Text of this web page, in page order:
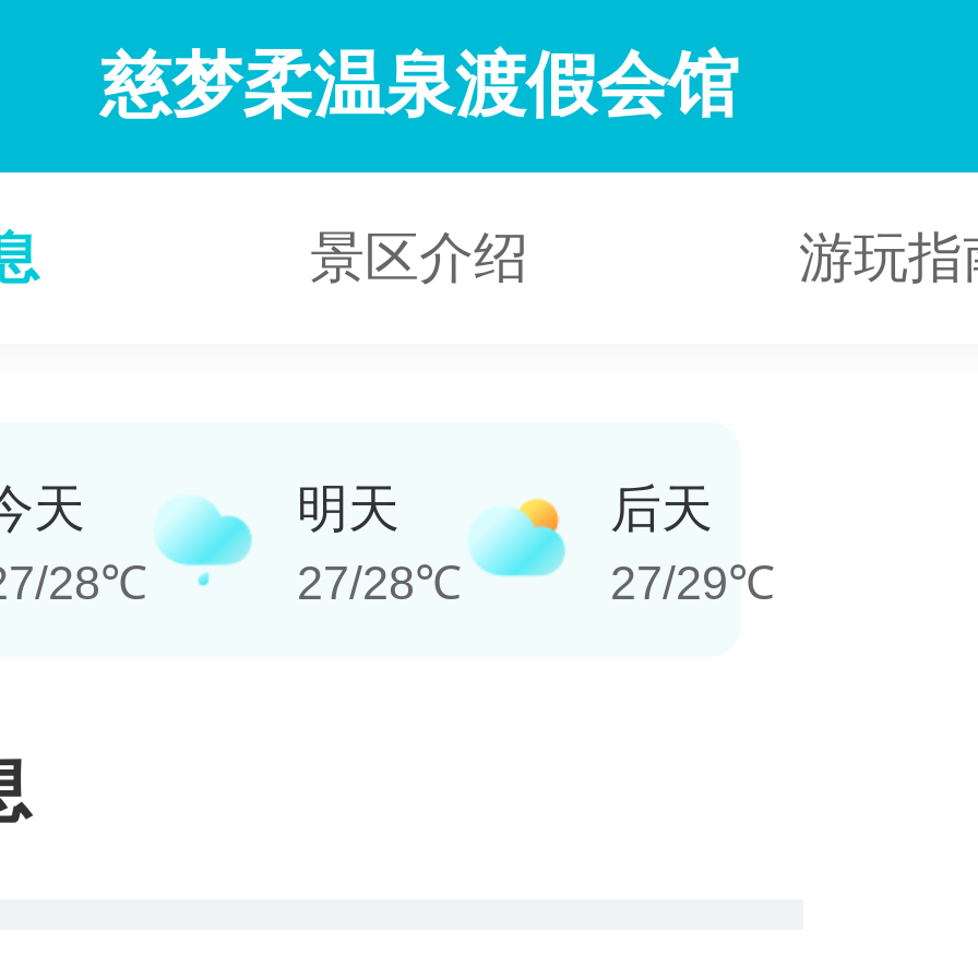
慈梦柔温泉渡假会馆
景区介绍 游玩指
天
28℃
明天
27/28℃
后天
27/29℃